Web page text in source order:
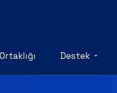
Destek